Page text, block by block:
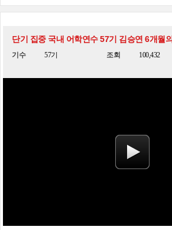
단기 집중 국내 어학연수 57기 김승연 6개월
기수 57기 조회 100,432